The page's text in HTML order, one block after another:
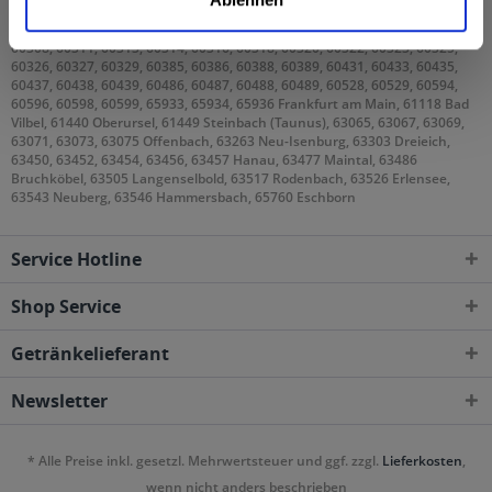
60308, 60311, 60313, 60314, 60316, 60318, 60320, 60322, 60323, 60325,
60326, 60327, 60329, 60385, 60386, 60388, 60389, 60431, 60433, 60435,
60437, 60438, 60439, 60486, 60487, 60488, 60489, 60528, 60529, 60594,
60596, 60598, 60599, 65933, 65934, 65936 Frankfurt am Main, 61118 Bad
Vilbel, 61440 Oberursel, 61449 Steinbach (Taunus), 63065, 63067, 63069,
63071, 63073, 63075 Offenbach, 63263 Neu-Isenburg, 63303 Dreieich,
63450, 63452, 63454, 63456, 63457 Hanau, 63477 Maintal, 63486
Bruchköbel, 63505 Langenselbold, 63517 Rodenbach, 63526 Erlensee,
63543 Neuberg, 63546 Hammersbach, 65760 Eschborn
Service Hotline
Shop Service
Getränkelieferant
Newsletter
* Alle Preise inkl. gesetzl. Mehrwertsteuer und ggf. zzgl. Lieferkosten,
wenn nicht anders beschrieben